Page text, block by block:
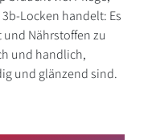
Locken handelt: Es
Nährstoffen zu
und handlich,
und glänzend sind.